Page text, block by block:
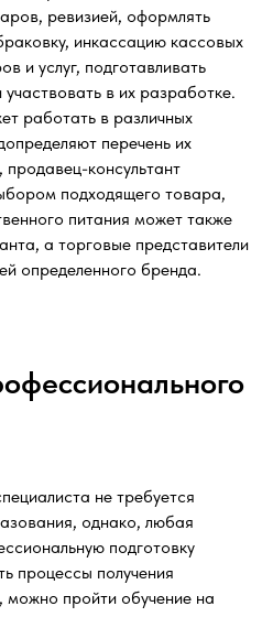
ревизией, оформлять
инкассацию кассовых
и услуг, подготавливать
в их разработке.
работать в различных
перечень их
консультант
подходящего товара,
питания может также
а торговые представители
определенного бренда.
не требуется
однако, любая
подготовку
процессы получения
можно пройти обучение на